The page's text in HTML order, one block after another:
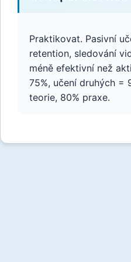
Praktikovat. Pasivní
retention, sledování
méně efektivní než
75%, učení druhých =
teorie, 80% praxe.